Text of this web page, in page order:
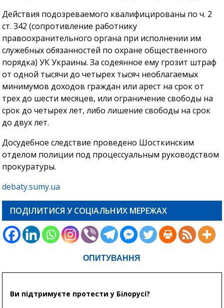
Действия подозреваемого квалифицированы по ч. 2
ст. 342 (сопротивление работнику
правоохранительного органа при исполнении им
служебных обязанностей по охране общественного
порядка) УК Украины. За содеянное ему грозит штраф
от одной тысячи до четырех тысяч необлагаемых
минимумов доходов граждан или арест на срок от
трех до шести месяцев, или ограничение свободы на
срок до четырех лет, либо лишение свободы на срок
до двух лет.
Досудебное следствие проведено Шосткинским
отделом полиции под процессуальным руководством
прокуратуры.
debaty.sumy.ua
ПОДІЛИТИСЯ У СОЦІАЛЬНИХ МЕРЕЖАХ
ОПИТУВАННЯ
Ви підтримуєте протести у Білорусі?